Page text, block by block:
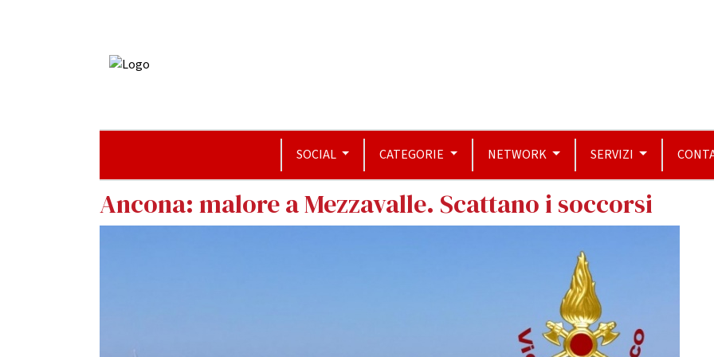
SOCIAL CATEGORIE NETWORK SERVIZI
Ancona: malore a Mezzavalle. Scattano i soccorsi